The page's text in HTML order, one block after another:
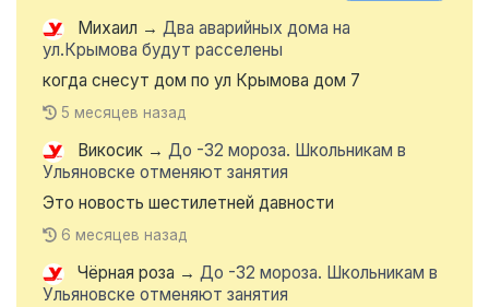
Михаил → Два аварийных дома на
ул.Крымова будут расселены
когда снесут дом по ул Крымова дом 7
5 месяцев назад
Викосик → До -32 мороза. Школьникам в
Ульяновске отменяют занятия
Это новость шестилетней давности
6 месяцев назад
Чёрная роза → До -32 мороза. Школьникам в
Ульяновске отменяют занятия